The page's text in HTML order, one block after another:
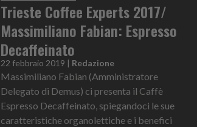
Trieste Coffee Experts 2017/
Massimiliano Fabian: Espresso
Decaffeinato
22 febbraio 2019 | Redazione
Massimiliano Fabian (Amministratore
Delegato di Demus) ci presenta il Caffè
Espresso Decaffeinato, spiegandoci le sue
caratteristiche organolettiche e i benefici